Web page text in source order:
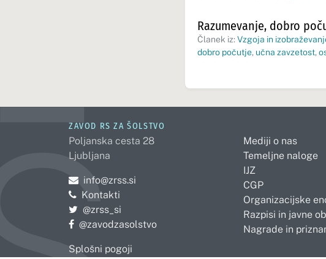
Razumevanje, dobro
Članek iz: Vzgoja in
dobro počutje, učna zavzetost,
ZAVOD RS ZA ŠOLSTVO
Poljanska cesta 28
Ljubljana
Pošljite e-mail na
info@zrss.si
Kontakti
Pojdite na Twitter:
@zrss_si
Pojdite na Facebook:
@zavodzasolstvo
Splošni pogoji
Mediji o nas
Temeljne naloge
IJZ
CGP
Organizacijske
Razpisi in javne
Nagrade in